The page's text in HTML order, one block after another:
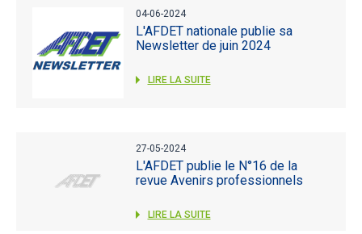
04-06-2024
L'AFDET nationale publie sa
Newsletter de juin 2024
LIRE LA SUITE
27-05-2024
L'AFDET publie le N°16 de la
revue Avenirs professionnels
LIRE LA SUITE